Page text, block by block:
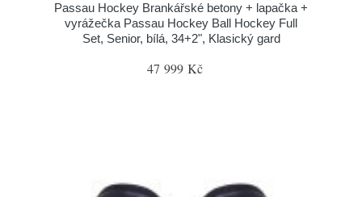
Passau Hockey Brankářské betony + lapačka +
vyrážečka Passau Hockey Ball Hockey Full
Set, Senior, bílá, 34+2", Klasický gard
47 999 Kč